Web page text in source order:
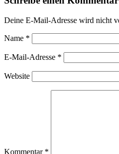
Deine E-Mail-Adresse wird nicht
Name *
E-Mail-Adresse *
Website
Kommentar *